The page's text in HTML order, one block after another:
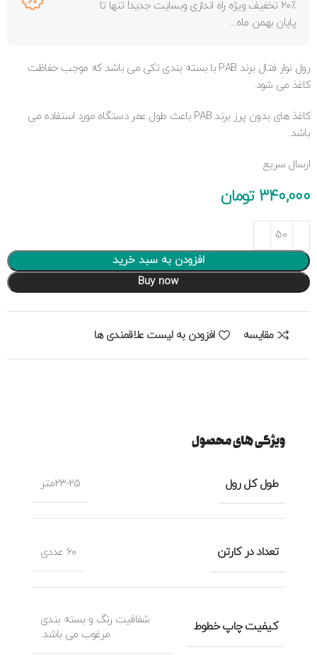
۲۰٪ تخفیف ویژه راه اندازی وبسایت جدید! تنها تا
پایان بهمن ماه...
رول نوار فتال برند PAB با بسته بندی تکی می باشد که موجب حفاظت
کاغذ می شود.
کاغذ های بدون پرز برند PAB باعث طول عمر دستگاه مورد استفاده می
باشد.
ارسال سریع
340,000 تومان
افزودن به سبد خرید
Buy now
مقایسه افزودن به لیست علاقمندی ها
ویژگی های محصول
طول کل رول 23-25متر
تعداد در کارتن 60 عددی
کیفیت چاپ خطوط
شفافیت رنگ و بسته بندی
مرغوب می باشد.